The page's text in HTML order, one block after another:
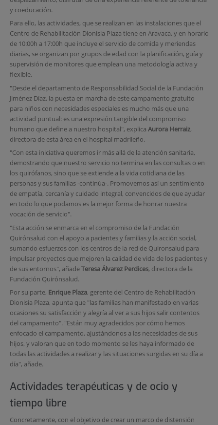
y coeducación.
Para ello, las actividades, que se realizan en las instalaciones que el
Centro de Rehabilitación Dionisia Plaza tiene en Aravaca, y en horario
de 10:00h a 17:00h que incluye el servicio de comida y meriendas
diarias, se organizan por grupos de edad con la planificación, guía y
supervisión de monitores que emplean una metodología activa y
flexible.
"Desde el departamento de Responsabilidad Social de la Fundación
Jiménez Díaz, la puesta en marcha de este campamento gratuito
para niños con necesidades especiales es mucho más que una
actividad puntual: es una expresión tangible del compromiso
humano que define a nuestro hospital", explica Aurora Herraiz,
directora de esta área en el hospital madrileño.
"Con esta iniciativa queremos ir más allá de la atención sanitaria,
demostrando que nuestro servicio no termina en las consultas o en
los quirófanos, sino que se extiende a la vida cotidiana de las
personas y sus familias -continúa-. Promovemos así un sentimiento
de empatía, cercanía y cuidado integral, convencidos de que ayudar
en todo lo que podamos es la mejor forma de honrar nuestra
vocación de servicio".
"Esta acción se enmarca en el compromiso de la Fundación
Quirónsalud con el apoyo a pacientes y familias y la acción social,
sumando esfuerzos con los centros de la red de Quironsalud para
impulsar proyectos que mejoren la calidad de vida de los pacientes y
de sus entornos", añadeTeresa Álvarez Perdices, directora de la
Fundación Quirónsalud.
Por su parte, Enrique Plaza, gerente del Centro de Rehabilitación
Dionisia Plaza, apunta que "las familias han manifestado en varias
ocasiones su satisfacción y alegría al ver a sus hijos salir contentos
del campamento". "Están muy agradecidos por cómo hemos
enfocado el campamento, ajustándonos a las necesidades de sus
hijos, y valoran que en todo momento se les haya informado de
todas las actividades a realizar y las situaciones surgidas en su día a
día", añade.
Actividades terapéuticas y de ocio y
tiempo libre
Concretamente, con el objetivo de crear un marco de distensión